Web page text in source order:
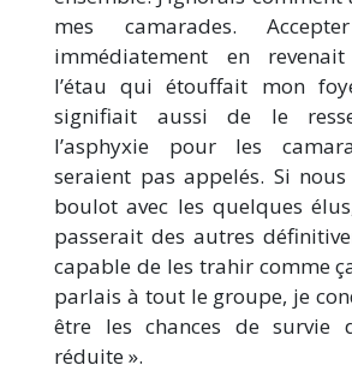
mes camarades.
immédiatement en
l’étau qui étouffait mon
signifiait aussi de le
l’asphyxie pour les
seraient pas appelés. Si
boulot avec les quelques
passerait des autres
capable de les trahir comme
parlais à tout le groupe, je
être les chances de survie
réduite ».